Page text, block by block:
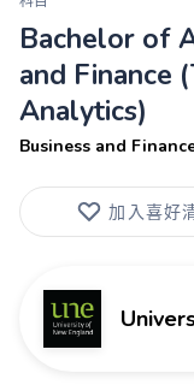
Bachelor of
and Finance
Analytics)
Business and
加入喜好